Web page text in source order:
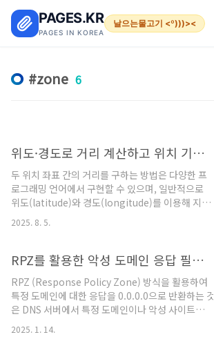
PAGES.KR
PAGES IN KOREA
날으는물고기 <º)))><
zone 6
위도·경도로 거리 계산하고 위치 기반으로 똑똑한 스마트홈 자동화 구현
두 위치 좌표 간의 거리를 구하는 방법은 다양한 프
로그래밍 언어에서 구현할 수 있으며, 일반적으로
위도(latitude)와 경도(longitude)를 이용해 지구
곡률을 고려한 거리 계산(Haversine 공식)을 사용
합니다. 아래에 개요, 배경, 수학식, 활용사례 및 예
좌표 간 거리 계산두 지점 A(위도 φ₁, 경도 λ₁)와
리를 계산하려면 다음 조건을 고려해야 합니다.지구
는 완벽한 구형이 아니지만, 평균 반지름 6,371 km
를 기준으로 계산합니다.두 점 사이의 거리는 직선
거리(대권거리, great-circle distance)로 구합니
2025. 8. 5.
RPZ를 활용한 악성 도메인 응답 필터링: DNS 제어 보안 강화 가이드
RPZ (Response Policy Zone) 방식을 활용하여
특정 도메인에 대한 응답을 0.0.0.0으로 반환하는 것
은 DNS 서버에서 특정 도메인이나 악성 사이트에
대한 접속을 차단할 때 사용하는 방법입니다. RPZ
는 도메인 이름을 기반으로 응답 정책을 설정할 수
2025. 1. 14.